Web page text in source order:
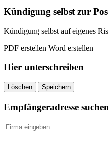
quantity
Kündigung selbst zur
Kündigung selbst auf eigenes
PDF erstellen Word erstellen
Hier unterschreiben
Löschen Speichern
Empfängeradresse suchen